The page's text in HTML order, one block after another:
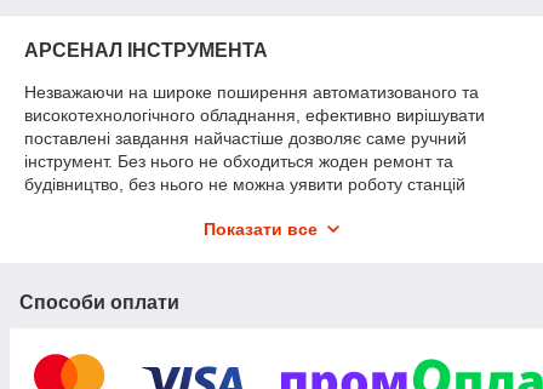
АРСЕНАЛ ІНСТРУМЕНТА
Незважаючи на широке поширення автоматизованого та
високотехнологічного обладнання, ефективно вирішувати
поставлені завдання найчастіше дозволяє саме ручний
інструмент. Без нього не обходиться жоден ремонт та
будівництво, без нього не можна уявити роботу станцій
Бажаєте купити ручний інструмент для повсякденних потреб?
Інструмента»!
вимірювальний інструмент,
Показати все
Способи оплати